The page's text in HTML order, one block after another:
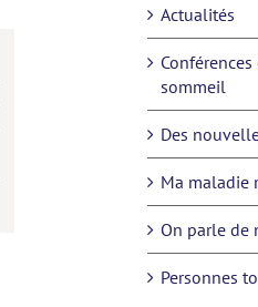
Actualités
sommeil
Des
Ma maladie
On parle de
Personnes